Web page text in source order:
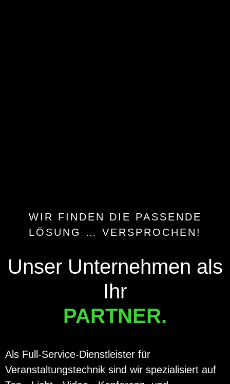
WIR FINDEN DIE PASSENDE
LÖSUNG … VERSPROCHEN!
Unser Unternehmen als
Ihr
PARTNER.
Als Full-Service-Dienstleister für
Veranstaltungstechnik sind wir spezialisiert auf